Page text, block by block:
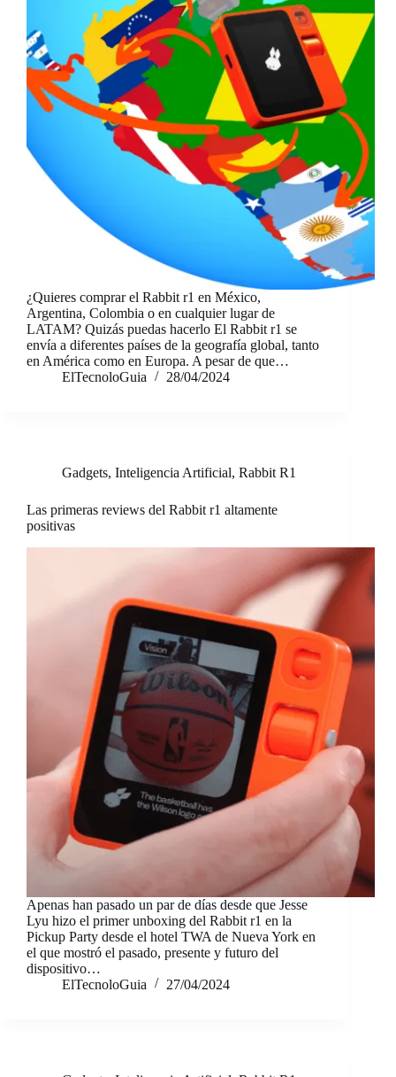
¿Quieres comprar el Rabbit r1 en México,
Argentina, Colombia o en cualquier lugar de
LATAM? Quizás puedas hacerlo El Rabbit r1 se
envía a diferentes países de la geografía global, tanto
en América como en Europa. A pesar de que…
ElTecnoloGuia
28/04/2024
Gadgets, Inteligencia Artificial, Rabbit R1
Las primeras reviews del Rabbit r1 altamente
positivas
Apenas han pasado un par de días desde que Jesse
Lyu hizo el primer unboxing del Rabbit r1 en la
Pickup Party desde el hotel TWA de Nueva York en
el que mostró el pasado, presente y futuro del
dispositivo…
ElTecnoloGuia
27/04/2024